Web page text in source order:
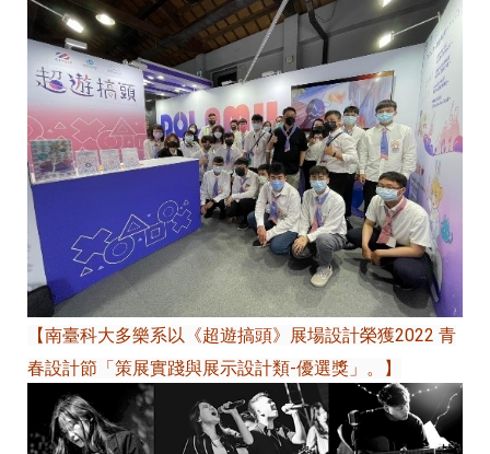
【南臺科大多樂系以《超遊搞頭》展場設計榮獲2022 青
春設計節「策展實踐與展示設計類-優選獎」。】